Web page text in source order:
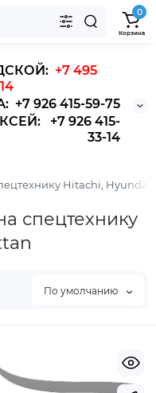
+7 495
+7 926 415-59-75
+7 926 415-
33-14
0
Корзина
Hitachi,
спецтехнику
По умолчанию